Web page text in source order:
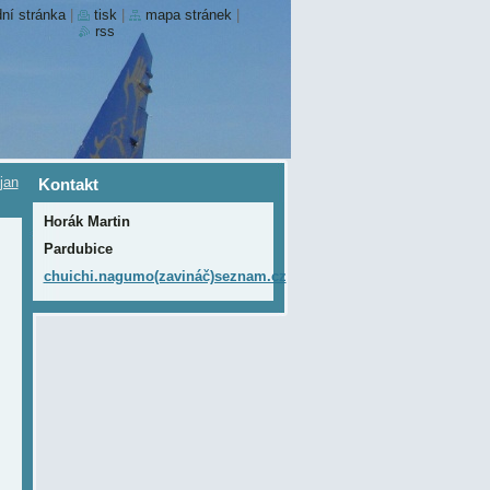
Kontakt
Horák Martin
Pardubice
chuichi.nagumo(zavináč)seznam.cz
stránka tisk mapa stránek
rss